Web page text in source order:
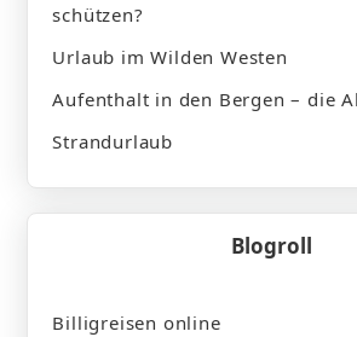
schützen?
Urlaub im Wilden Westen
Aufenthalt in den Bergen – die
Strandurlaub
Blogroll
Billigreisen online